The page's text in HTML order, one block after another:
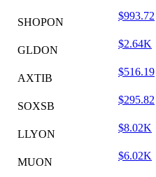
SHOPON
$993.72
GLDON
$2.64K
AXTIB
$516.19
SOXSB
$295.82
LLYON
$8.02K
MUON
$6.02K